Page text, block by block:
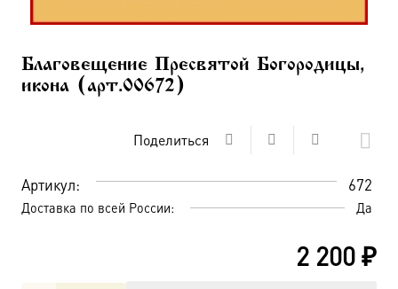
Благовещение Пресвятой Богородицы,
икона (арт.00672)
Поделиться
Артикул: 672
Доставка по всей России: Да
2 200₽